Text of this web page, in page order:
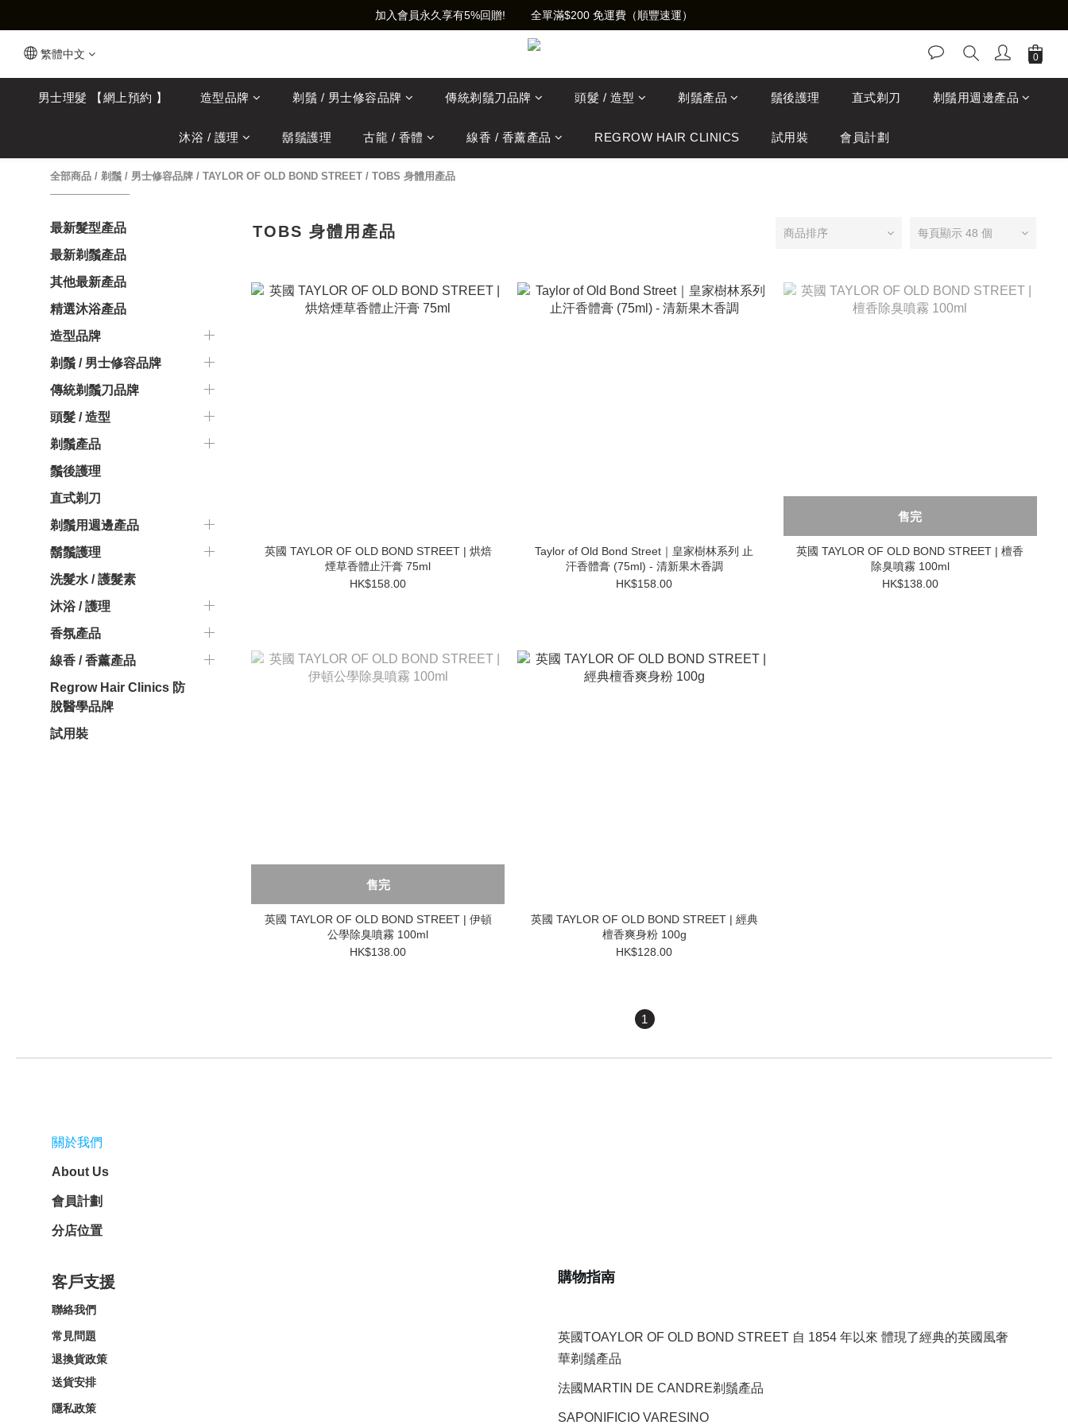
加入會員永久享有5%回贈!        全單滿$200 免運費（順豐速運）
繁體中文
男士理髮 【網上預約 】 造型品牌 剃鬚 / 男士修容品牌 傳統剃鬚刀品牌 頭髮 / 造型 剃鬚產品 鬚後護理 直式剃刀 剃鬚用週邊產品
沐浴 / 護理 鬍鬚護理 古龍 / 香體 線香 / 香薰產品 REGROW HAIR CLINICS 試用裝 會員計劃
全部商品 / 剃鬚 / 男士修容品牌 / TAYLOR OF OLD BOND STREET / TOBS 身體用產品
最新髮型產品
最新剃鬚產品
其他最新產品
精選沐浴產品
造型品牌
剃鬚 / 男士修容品牌
傳統剃鬚刀品牌
頭髮 / 造型
剃鬚產品
鬚後護理
直式剃刀
剃鬚用週邊產品
鬍鬚護理
洗髮水 / 護髮素
沐浴 / 護理
香氛產品
線香 / 香薰產品
Regrow Hair Clinics 防
脫醫學品牌
試用裝
TOBS 身體用產品 商品排序 每頁顯示 48 個
英國 TAYLOR OF OLD BOND STREET | 烘焙
煙草香體止汗膏 75ml
HK$158.00
Taylor of Old Bond Street｜皇家樹林系列 止
汗香體膏 (75ml) - 清新果木香調
HK$158.00
售完
英國 TAYLOR OF OLD BOND STREET | 檀香
除臭噴霧 100ml
HK$138.00
售完
英國 TAYLOR OF OLD BOND STREET | 伊頓
公學除臭噴霧 100ml
HK$138.00
英國 TAYLOR OF OLD BOND STREET | 經典
檀香爽身粉 100g
HK$128.00
1
關於我們
About Us
會員計劃
分店位置
客戶支援
聯絡我們
常見問題
退換貨政策
送貨安排
隱私政策
購物指南
英國TOAYLOR OF OLD BOND STREET 自 1854 年以來 體現了經典的英國風奢
華剃鬚產品
法國MARTIN DE CANDRE剃鬚產品
SAPONIFICIO VARESINO